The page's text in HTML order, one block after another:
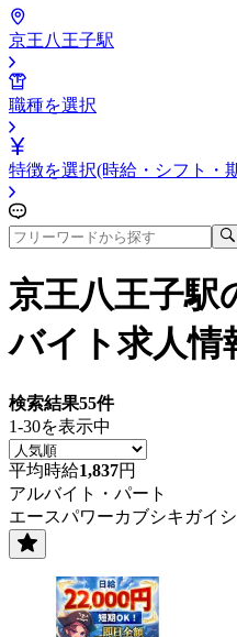
京王八王子駅
職種を選択
特徴を選択(時給・シフト・
京王八王子駅
バイト求人情
検索結果55件
1-30を表示中
平均時給1,837円
アルバイト・パート
エースパワーカブシキガイ